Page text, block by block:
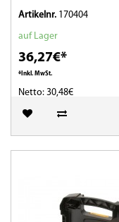
Artikelnr. 170404
auf Lager
36,27€*
*Inkl. MwSt.
Netto: 30,48€